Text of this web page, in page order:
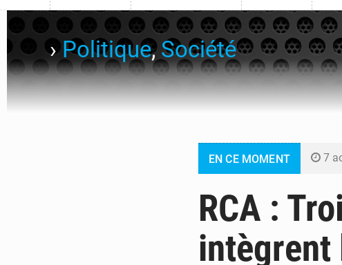
›Politique,Société
EN CE MOMENT 7
6
6
RCA :
intègrent